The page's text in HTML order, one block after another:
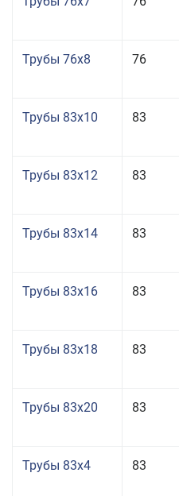
Трубы 76x8 76
Трубы 83x10 83
Трубы 83x12 83
Трубы 83x14 83
Трубы 83x16 83
Трубы 83x18 83
Трубы 83x20 83
Трубы 83x4 83